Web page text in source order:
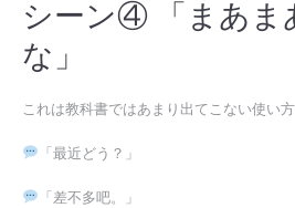
シーン④ 「まあま
な」
これは教科書ではあまり出てこない使い方
「最近どう？」
「差不多吧。」